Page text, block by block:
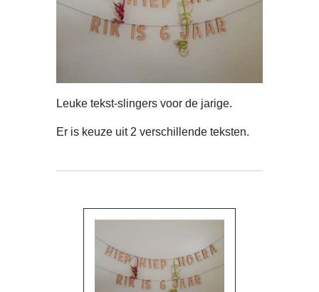
Leuke tekst-slingers voor de jarige.
Er is keuze uit 2 verschillende teksten.